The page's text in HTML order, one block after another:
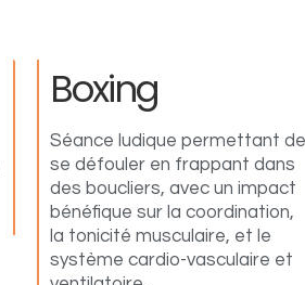
Boxing
Séance ludique permettant de
se défouler en frappant dans
des boucliers, avec un impact
bénéfique sur la coordination,
la tonicité musculaire, et le
système cardio-vasculaire et